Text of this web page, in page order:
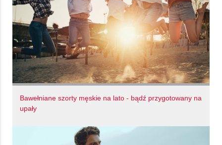
Bawełniane szorty męskie na lato - bądź przygotowany na
upały